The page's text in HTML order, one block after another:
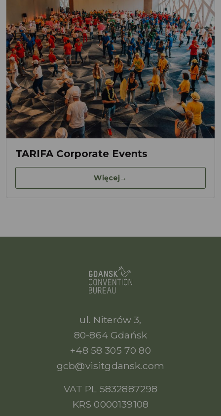
TARIFA Corporate Events
Więcej→
ul. Niterów 3,
80-864 Gdańsk
+48 58 305 70 80
gcb@visitgdansk.com
VAT PL 5832887298
KRS 0000139108